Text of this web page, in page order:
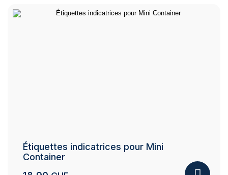
through
12,50 CHF
produit
produit
Étiquettes indicatrices pour Mini
Container